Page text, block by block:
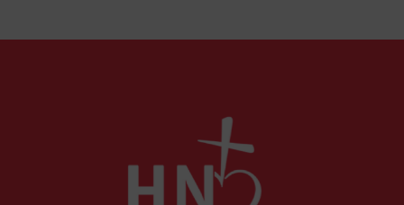
comme l'a rappelé Léon XIV récemment.